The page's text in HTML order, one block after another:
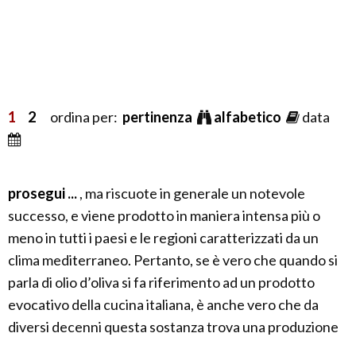
1 2 ordina per: pertinenza alfabetico data
prosegui ..., ma riscuote in generale un notevole
successo, e viene prodotto in maniera intensa più o
meno in tutti i paesi e le regioni caratterizzati da un
clima mediterraneo. Pertanto, se è vero che quando si
parla di olio d’oliva si fa riferimento ad un prodotto
evocativo della cucina italiana, è anche vero che da
diversi decenni questa sostanza trova una produzione